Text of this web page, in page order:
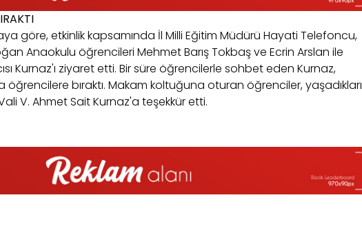
göre, etkinlik kapsamında İl Milli Eğitim Müdürü Hayati Telefoncu,
Anaokulu öğrencileri Mehmet Barış Tokbaş ve Ecrin Arslan ile
Kurnaz'ı ziyaret etti. Bir süre öğrencilerle sohbet eden Kurnaz,
öğrencilere bıraktı. Makam koltuğuna oturan öğrenciler, yaşadıkları
V. Ahmet Sait Kurnaz'a teşekkür etti.